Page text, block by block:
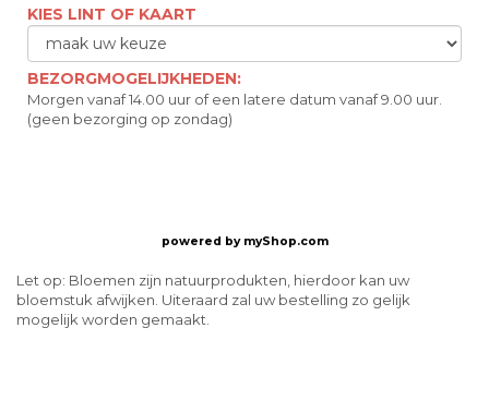
KIES LINT OF KAART
BEZORGMOGELIJKHEDEN:
Morgen vanaf 14.00 uur of een latere datum vanaf 9.00 uur.
(geen bezorging op zondag)
powered by myShop.com
Let op: Bloemen zijn natuurprodukten, hierdoor kan uw
bloemstuk afwijken. Uiteraard zal uw bestelling zo gelijk
mogelijk worden gemaakt.